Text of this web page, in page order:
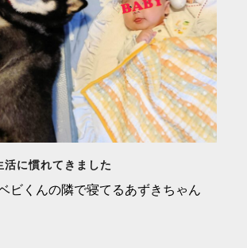
活に慣れてきました
ビくんの隣で寝てるあずきちゃん